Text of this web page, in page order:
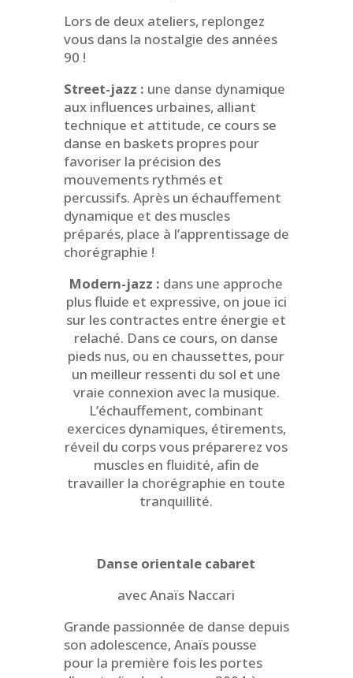
Lors de deux ateliers, replongez
vous dans la nostalgie des années
90 !
Street-jazz : une danse dynamique
aux influences urbaines, alliant
technique et attitude, ce cours se
danse en baskets propres pour
favoriser la précision des
mouvements rythmés et
percussifs. Après un échauffement
dynamique et des muscles
préparés, place à l’apprentissage de
chorégraphie !
Modern-jazz : dans une approche
plus fluide et expressive, on joue ici
sur les contractes entre énergie et
relaché. Dans ce cours, on danse
pieds nus, ou en chaussettes, pour
un meilleur ressenti du sol et une
vraie connexion avec la musique.
L’échauffement, combinant
exercices dynamiques, étirements,
réveil du corps vous préparerez vos
muscles en fluidité, afin de
travailler la chorégraphie en toute
tranquillité.
Danse orientale cabaret
avec Anaïs Naccari
Grande passionnée de danse depuis
son adolescence, Anaïs pousse
pour la première fois les portes